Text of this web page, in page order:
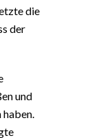
die
der
und